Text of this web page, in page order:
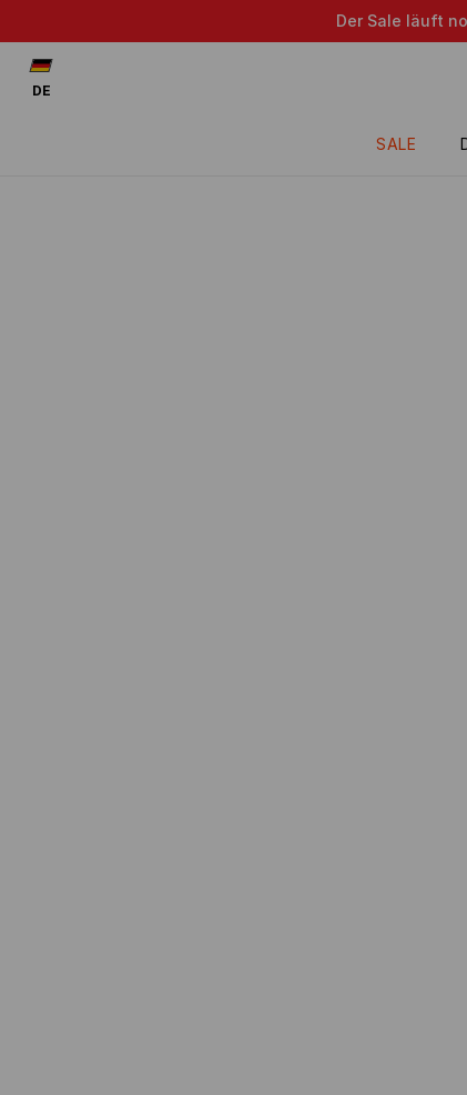
Der Sale läuft
SALE
DE